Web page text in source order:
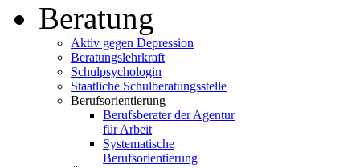
Beratung
Aktiv gegen Depression
Beratungslehrkraft
Schulpsychologin
Staatliche Schulberatungsstelle
Berufsorientierung
Berufsberater der Agentur
für Arbeit
Systematische
Berufsorientierung